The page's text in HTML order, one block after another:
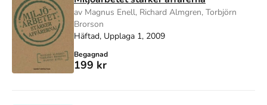
av Magnus Enell, Richard Almgren, Torbjörn
Brorson
Häftad, Upplaga 1, 2009
Begagnad
199 kr